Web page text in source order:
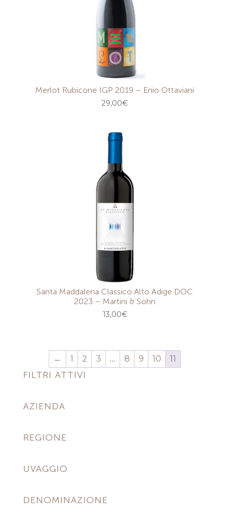
Merlot Rubicone IGP 2019 – Enio Ottaviani
29,00€
Santa Maddalena Classico Alto Adige DOC
2023 – Martini & Sohn
13,00€
← 1 2 3 … 8 9 10 11
FILTRI ATTIVI
AZIENDA
REGIONE
UVAGGIO
DENOMINAZIONE